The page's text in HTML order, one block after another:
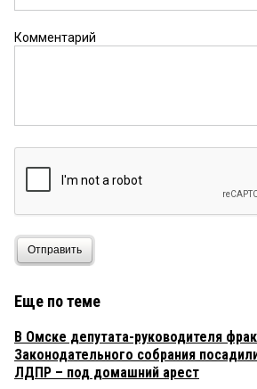
Комментарий
Отправить
Еще по теме
В Омске депутата-руководителя
Законодательного собрания
ЛДПР – под домашний арест